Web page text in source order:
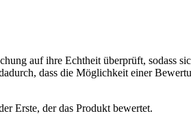
auf ihre Echtheit überprüft, sodass
dass die Möglichkeit einer
Erste, der das Produkt bewertet.